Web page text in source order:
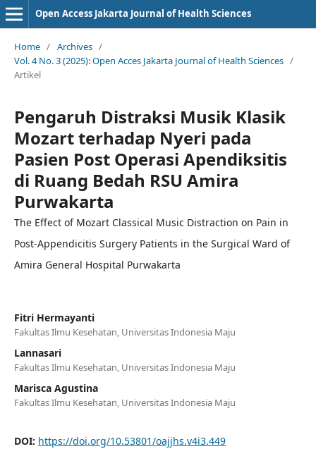
Open Access Jakarta Journal of Health Sciences
Home / Archives /
Vol. 4 No. 3 (2025): Open Acces Jakarta Journal of Health Sciences /
Artikel
Pengaruh Distraksi Musik Klasik
Mozart terhadap Nyeri pada
Pasien Post Operasi Apendiksitis
di Ruang Bedah RSU Amira
Purwakarta
The Effect of Mozart Classical Music Distraction on Pain in
Post-Appendicitis Surgery Patients in the Surgical Ward of
Amira General Hospital Purwakarta
Fitri Hermayanti
Fakultas Ilmu Kesehatan, Universitas Indonesia Maju
Lannasari
Fakultas Ilmu Kesehatan, Universitas Indonesia Maju
Marisca Agustina
Fakultas Ilmu Kesehatan, Universitas Indonesia Maju
DOI: https://doi.org/10.53801/oajjhs.v4i3.449